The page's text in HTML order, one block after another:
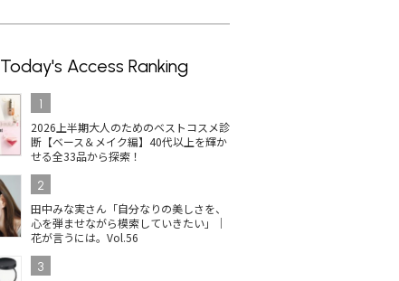
Today's Access Ranking
1
2026上半期大人のためのベストコスメ診
断【ベース＆メイク編】40代以上を輝か
せる全33品から探索！
2
田中みな実さん「自分なりの美しさを、
心を弾ませながら模索していきたい」｜
花が言うには。Vol.56
3